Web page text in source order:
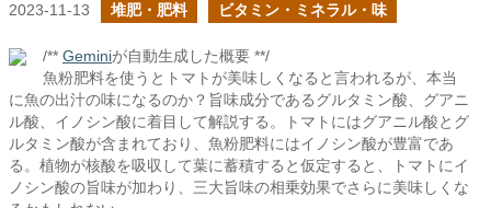
2023-11-13 堆肥・肥料 ビタミン・ミネラル・味
/** Geminiが自動生成した概要 **/
魚粉肥料を使うとトマトが美味しくなると言われるが、本当
に魚の出汁の味になるのか？旨味成分であるグルタミン酸、グアニ
ル酸、イノシン酸に着目して解説する。トマトにはグアニル酸とグ
ルタミン酸が含まれており、魚粉肥料にはイノシン酸が豊富であ
る。植物が核酸を吸収して葉に蓄積すると仮定すると、トマトにイ
ノシン酸の旨味が加わり、三大旨味の相乗効果でさらに美味しくな